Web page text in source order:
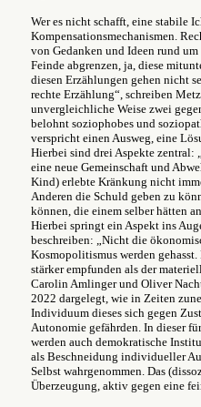
Wer es nicht schafft, eine stabile
Kompensationsmechanismen.
von Gedanken und Ideen rund
Feinde abgrenzen, ja, diese
diesen Erzählungen gehen nicht
rechte Erzählung“, schreiben
unvergleichliche Weise zwei
belohnt soziophobes und
verspricht einen Ausweg, eine
Hierbei sind drei Aspekte zentral:
eine neue Gemeinschaft und
Kind) erlebte Kränkung nicht
Anderen die Schuld geben zu
können, die einem selber hätten
Hierbei springt ein Aspekt ins
beschreiben: „Nicht die
Kosmopolitismus werden
stärker empfunden als der
Carolin Amlinger und Oliver
2022 dargelegt, wie in Zeiten
Individuum dieses sich gegen
Autonomie gefährden. In dieser
werden auch demokratische
als Beschneidung individueller
Selbst wahrgenommen. Das
Überzeugung, aktiv gegen eine